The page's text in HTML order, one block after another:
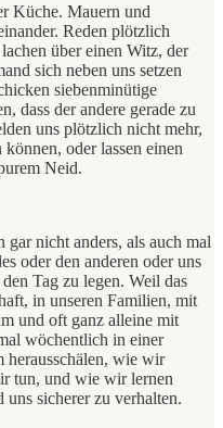
Küche. Mauern und
Reden plötzlich
über einen Witz, der
sich neben uns setzen
siebenminütige
dass der andere gerade zu
uns plötzlich nicht mehr,
oder lassen einen
Neid.
nicht anders, als auch mal
oder den anderen oder uns
Tag zu legen. Weil das
in unseren Familien, mit
und oft ganz alleine mit
wöchentlich in einer
herausschälen, wie wir
tun, und wie wir lernen
uns sicherer zu verhalten.